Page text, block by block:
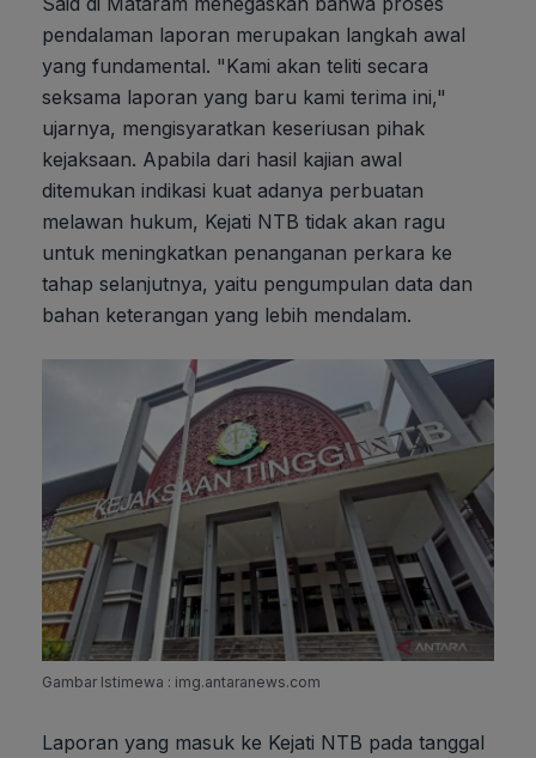
pendalaman laporan merupakan langkah awal
yang fundamental. "Kami akan teliti secara
seksama laporan yang baru kami terima ini,"
ujarnya, mengisyaratkan keseriusan pihak
kejaksaan. Apabila dari hasil kajian awal
ditemukan indikasi kuat adanya perbuatan
melawan hukum, Kejati NTB tidak akan ragu
untuk meningkatkan penanganan perkara ke
tahap selanjutnya, yaitu pengumpulan data dan
bahan keterangan yang lebih mendalam.
Gambar Istimewa : img.antaranews.com
Laporan yang masuk ke Kejati NTB pada tanggal